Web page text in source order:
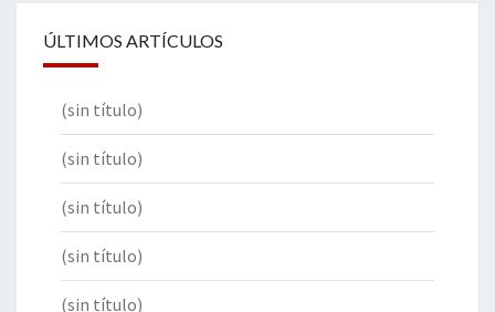
ÚLTIMOS ARTÍCULOS
(sin título)
(sin título)
(sin título)
(sin título)
(sin título)